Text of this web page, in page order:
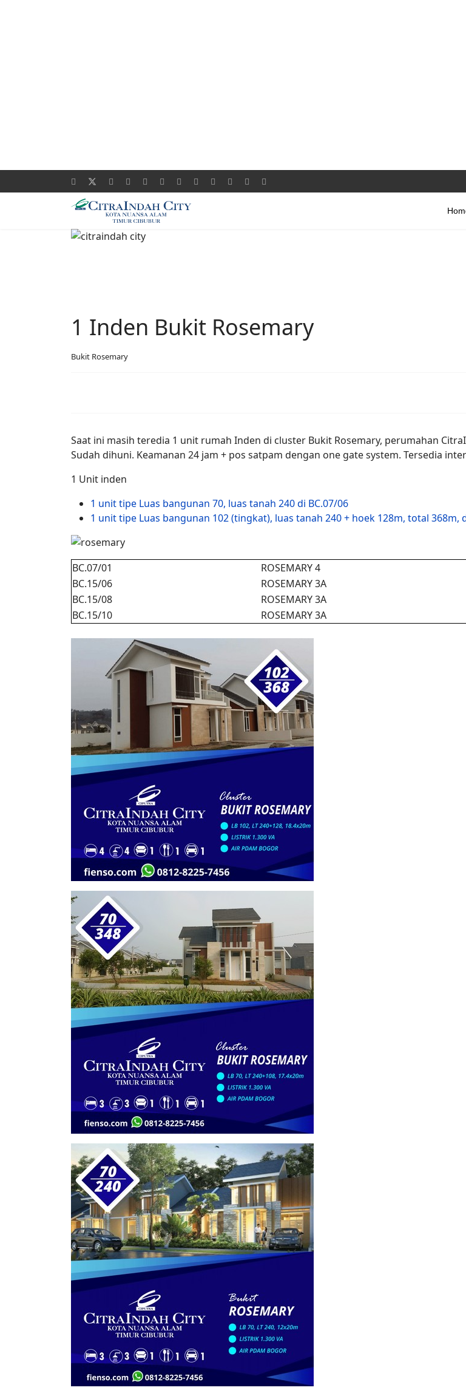
1 Inden Bukit Rosemary
Bukit Rosemary
Saat ini masih teredia 1 unit rumah Inden di cluster Bukit Rosemary, perumahan
Sudah dihuni. Keamanan 24 jam + pos satpam dengan one gate system. Tersedia
1 Unit inden
1 unit tipe Luas bangunan 70, luas tanah 240 di BC.07/06
1 unit tipe Luas bangunan 102 (tingkat), luas tanah 240 + hoek 128m, total 368m,
BC.07/01 ROSEMARY 4
BC.15/06
ROSEMARY 3A
BC.15/08
ROSEMARY 3A
BC.15/10
ROSEMARY 3A